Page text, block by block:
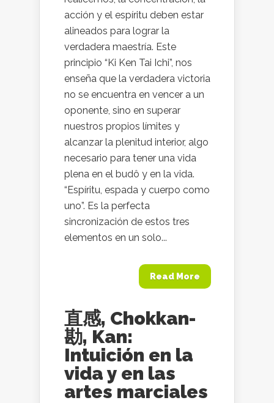
acción y el espíritu deben estar
alineados para lograr la
verdadera maestría. Este
principio “Ki Ken Tai Ichi”, nos
enseña que la verdadera victoria
no se encuentra en vencer a un
oponente, sino en superar
nuestros propios límites y
alcanzar la plenitud interior, algo
necesario para tener una vida
plena en el budô y en la vida.
“Espíritu, espada y cuerpo como
uno”. Es la perfecta
sincronización de estos tres
elementos en un solo...
Read More
直感, Chokkan-
勘, Kan:
Intuición en la
vida y en las
artes marciales